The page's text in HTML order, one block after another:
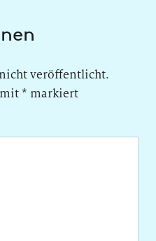
veröffentlicht.
* markiert